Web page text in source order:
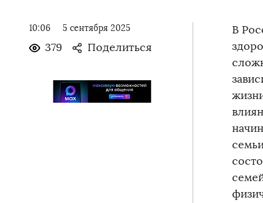
10:06 5 сентября 2025
379 Поделиться
В